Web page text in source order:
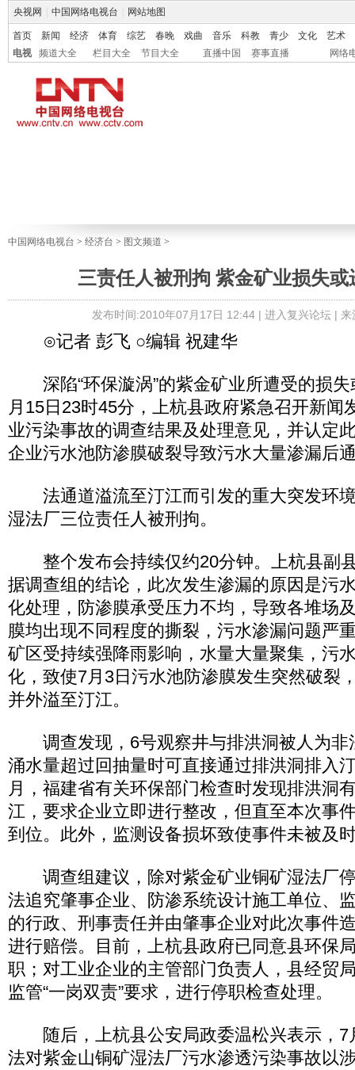
央视网 中国网络电视台 网站地图
首页 新闻 经济 体育 综艺 春晚 戏曲 音乐 科教 青少 文化
艺术
电视
频道大全 栏目大全 节目大全 直播中国 赛事直播 网络
中国网络电视台 > 经济台 > 图文频道 >
三责任人被刑拘 紫金矿业损失或
发布时间:2010年07月17日 12:44 | 进入复兴论坛| 来
⊙记者 彭飞 ○编辑 祝建华
深陷“环保漩涡”的紫金矿业所遭受的损失
月15日23时45分，上杭县政府紧急召开新闻
业污染事故的调查结果及处理意见，并认定
企业污水池防渗膜破裂导致污水大量渗漏后
法通道溢流至汀江而引发的重大突发环
湿法厂三位责任人被刑拘。
整个发布会持续仅约20分钟。上杭县副
据调查组的结论，此次发生渗漏的原因是污
化处理，防渗膜承受压力不均，导致各堆场
膜均出现不同程度的撕裂，污水渗漏问题严
矿区受持续强降雨影响，水量大量聚集，污
化，致使7月3日污水池防渗膜发生突然破裂
并外溢至汀江。
调查发现，6号观察井与排洪洞被人为非
涌水量超过回抽量时可直接通过排洪洞排入
月，福建省有关环保部门检查时发现排洪洞
江，要求企业立即进行整改，但直至本次事
到位。此外，监测设备损坏致使事件未被及
调查组建议，除对紫金矿业铜矿湿法厂
法追究肇事企业、防渗系统设计施工单位、
的行政、刑事责任并由肇事企业对此次事件
进行赔偿。目前，上杭县政府已同意县环保
职；对工业企业的主管部门负责人，县经贸
监管“一岗双责”要求，进行停职检查处理。
随后，上杭县公安局政委温松兴表示，7
法对紫金山铜矿湿法厂污水渗透污染事故以